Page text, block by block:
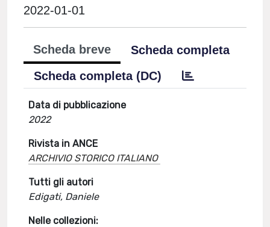
2022-01-01
Scheda breve
Scheda completa
Scheda completa (DC)
Data di pubblicazione
2022
Rivista in ANCE
ARCHIVIO STORICO ITALIANO
Tutti gli autori
Edigati, Daniele
Nelle collezioni: